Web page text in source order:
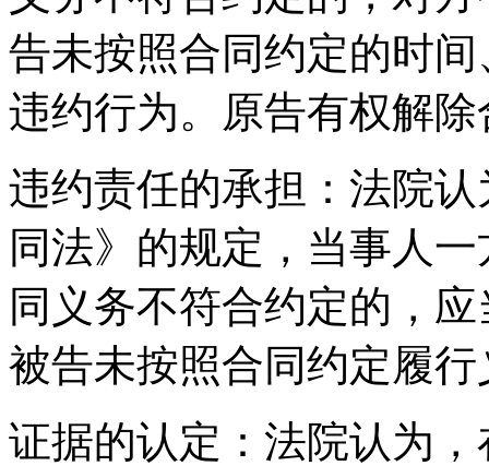
告未按照合同约定的时
违约行为。原告有权解除
违约责任的承担：法院
同法》的规定，当事人
同义务不符合约定的，
被告未按照合同约定履
证据的认定：法院认为